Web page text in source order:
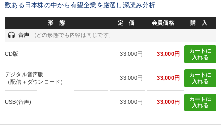
数ある日本株の中から有望企業を厳選し深読み分析...
形 態 定 価 会員価格 購 入
headset 音声 （どの形態でも内容は同じです）
CD版 33,000円 33,000円
カートに
入れる
デジタル音声版
（配信＋ダウンロード）
33,000円 33,000円
カートに
入れる
USB(音声) 33,000円 33,000円
カートに
入れる